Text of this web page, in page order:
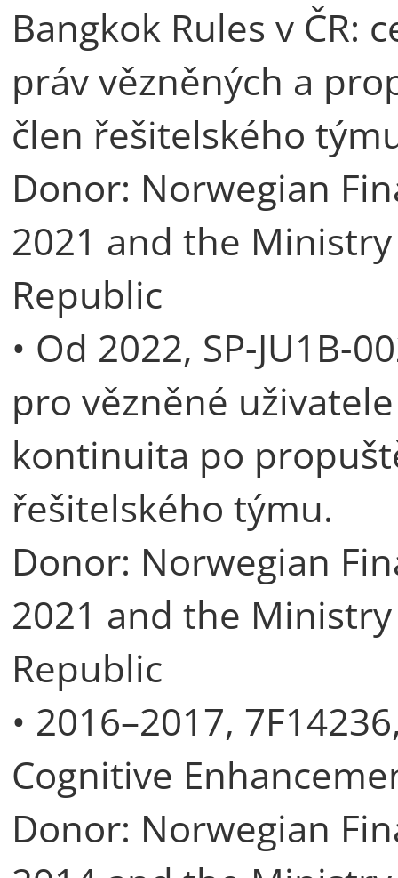
Bangkok Rules v ČR:
práv vězněných a
člen řešitelského
Donor: Norwegian
2021 and the
Republic
• Od 2022, SP-JU1B-
pro vězněné
kontinuita po
řešitelského týmu.
Donor: Norwegian
2021 and the
Republic
• 2016–2017,
Cognitive
Donor: Norwegian